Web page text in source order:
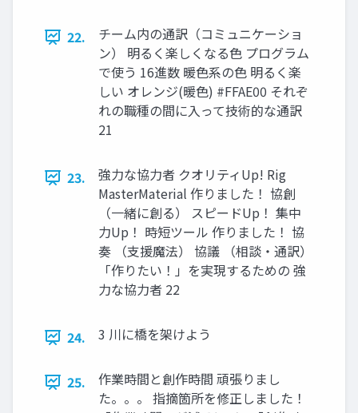
22.
チーム内の通訳（コミュニケーショ
ン） 明るく楽しくなる色 プログラム
で使う 16進数 暖色系の色 明るく楽
しい オレンジ(暖色) #FFAE00 それぞ
れの職種の間に入って技術的な通訳
21
23.
強力な協力者 クオリティUp! Rig
MasterMaterial 作りました！ 協創
（一緒に創る） スピードUp！ 集中
力Up！ 時短ツール 作りました！ 協
奏 （支援魔法） 協議 （相談・通訳）
「作りたい！」を実現するための 強
力な協力者 22
24. 3 川に橋を架けよう
25.
作業時間と創作時間 頑張りまし
た。。。 指摘箇所を修正しました！